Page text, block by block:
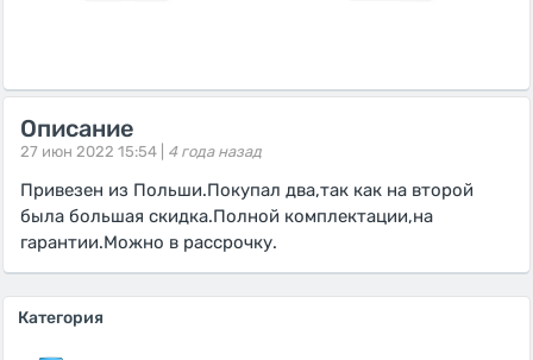
Описание
27 июн 2022 15:54 | 4 года назад
Привезен из Польши.Покупал два,так как на второй
была большая скидка.Полной комплектации,на
гарантии.Можно в рассрочку.
Категория